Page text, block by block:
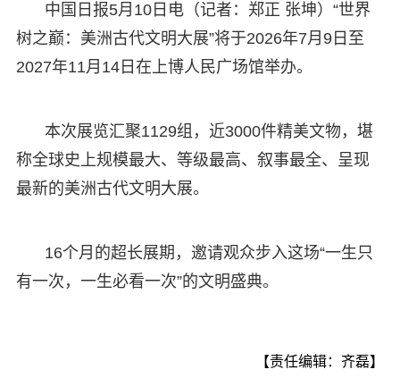
中国日报5月10日电（记者：郑正 张坤）“世界
树之巅：美洲古代文明大展”将于2026年7月9日至
2027年11月14日在上博人民广场馆举办。
本次展览汇聚1129组，近3000件精美文物，堪
称全球史上规模最大、等级最高、叙事最全、呈现
最新的美洲古代文明大展。
16个月的超长展期，邀请观众步入这场“一生只
有一次，一生必看一次”的文明盛典。
【责任编辑：齐磊】